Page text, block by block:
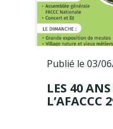
Publié le 03/
LES 40
L’AFACCC